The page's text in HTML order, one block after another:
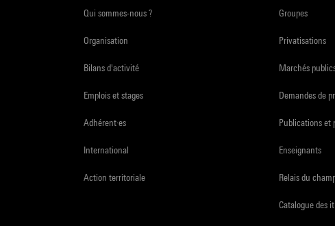
Qui sommes-nous ?
Organisation
Bilans d'activité
Emplois et stages
Adhérent·es
International
Action territoriale
Groupes
Privatisations
Marchés
Demandes de
Publications et
Enseignants
Relais du
Catalogue des